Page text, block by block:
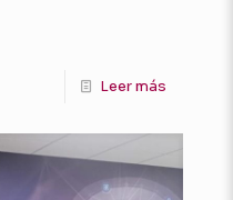
Leer más